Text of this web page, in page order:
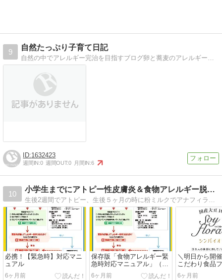
9
自然たっぷり子育て日記
1632423
週間IN:0 週間OUT:0 月間IN:6
10
小学生までにアトピー性皮膚炎＆食物アレルギー脱出ROUTE！
必携！【緊急時】対応マニ
ュアル
6ヶ月前
保存版「食物アレルギー緊
急時対応マニュアル」（by
東京都）
6ヶ月前
＼明日から開
こだわり食品
6ヶ月前